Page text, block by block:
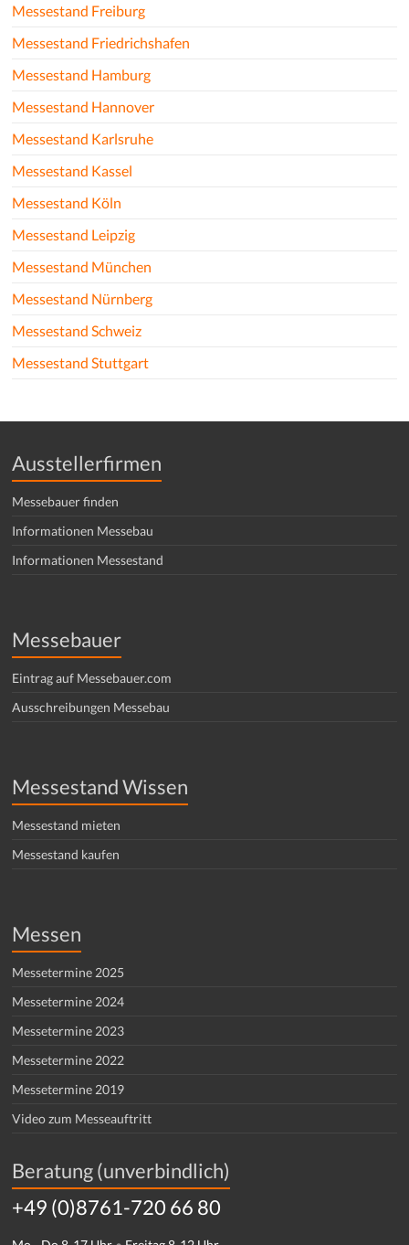
Messestand Freiburg
Messestand Friedrichshafen
Messestand Hamburg
Messestand Hannover
Messestand Karlsruhe
Messestand Kassel
Messestand Köln
Messestand Leipzig
Messestand München
Messestand Nürnberg
Messestand Schweiz
Messestand Stuttgart
Ausstellerfirmen
Messebauer finden
Informationen Messebau
Informationen Messestand
Messebauer
Eintrag auf Messebauer.com
Ausschreibungen Messebau
Messestand Wissen
Messestand mieten
Messestand kaufen
Messen
Messetermine 2025
Messetermine 2024
Messetermine 2023
Messetermine 2022
Messetermine 2019
Video zum Messeauftritt
Beratung (unverbindlich)
+49 (0)8761-720 66 80